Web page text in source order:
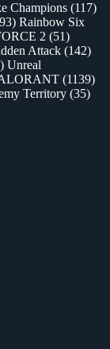
Champions (117)
Rainbow Six
2 (51)
Attack (142)
Unreal
(1139)
Territory (35)